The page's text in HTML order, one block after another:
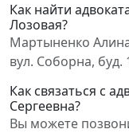
Как найти
Лозовая?
Мартыненко
вул. Соборна, буд.
Как связаться с
Сергеевна?
Вы можете